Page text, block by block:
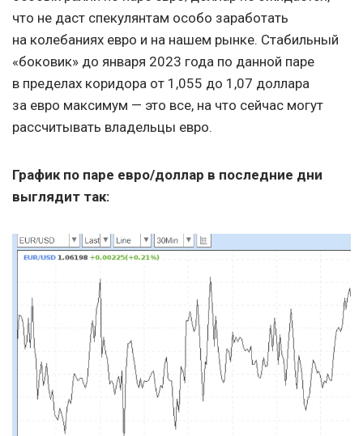
что не даст спекулянтам особо заработать
на колебаниях евро и на нашем рынке. Стабильный
«боковик» до января 2023 года по данной паре
в пределах коридора от 1,055 до 1,07 доллара
за евро максимум — это все, на что сейчас могут
рассчитывать владельцы евро.
График по паре евро/доллар в последние дни
выглядит так: